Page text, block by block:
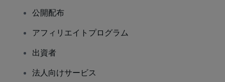
公開配布
アフィリエイトプログラム
出資者
法人向けサービス